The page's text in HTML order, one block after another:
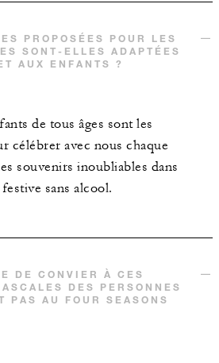
PROPOSÉES POUR LES
SONT-ELLES ADAPTÉES
AUX ENFANTS ?
de tous âges sont les
célébrer avec nous chaque
souvenirs inoubliables dans
sans alcool.
DE CONVIER À CES
DES PERSONNES
PAS AU FOUR SEASONS